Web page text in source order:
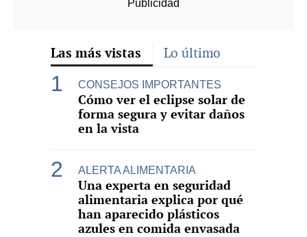
Las más vistas Lo último
CONSEJOS IMPORTANTES
Cómo ver el eclipse solar de
forma segura y evitar daños
en la vista
ALERTA ALIMENTARIA
Una experta en seguridad
alimentaria explica por qué
han aparecido plásticos
azules en comida envasada